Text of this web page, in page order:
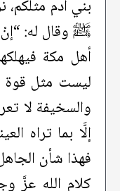
بني آدم مثلكم،
ﷺ وقال له:
أهل مكة
ليست مثل قوة
والسخيفة لا
إلَّا بما تراه
فهذا شأن
كلام الله عزَّ